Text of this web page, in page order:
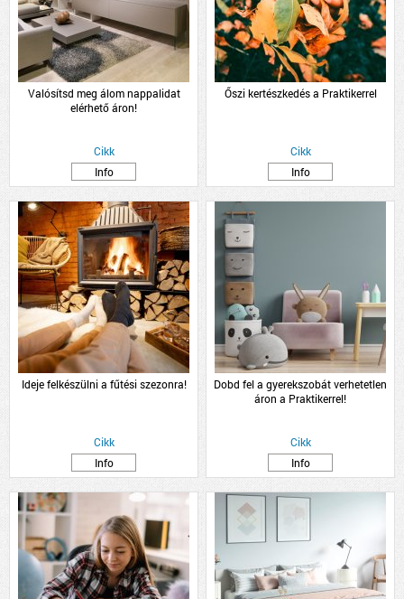
Valósítsd meg álom nappalidat
elérhető áron!
Cikk
Info
Őszi kertészkedés a Praktikerrel
Cikk
Info
Ideje felkészülni a fűtési szezonra!
Cikk
Info
Dobd fel a gyerekszobát verhetetlen
áron a Praktikerrel!
Cikk
Info